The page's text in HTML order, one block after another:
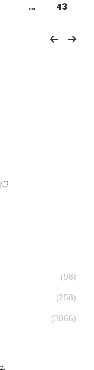
… 43
♡
(98)
(258)
(3066)